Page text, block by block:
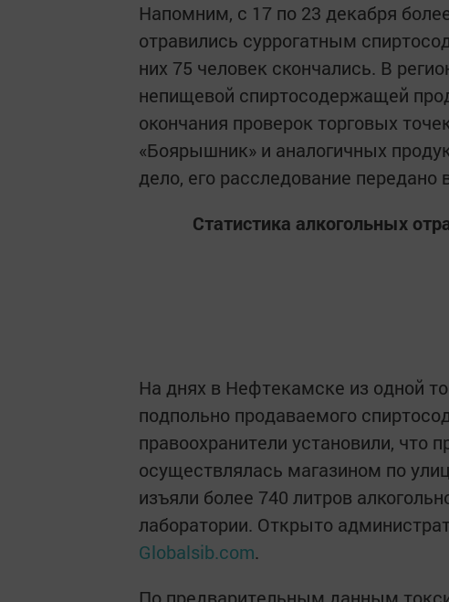
Напомним, с 17 по 23 декабря
отравились суррогатным
них 75 человек скончались. В
непищевой спиртосодержащей
окончания проверок торговых
«Боярышник» и аналогичных
дело, его расследование
Статистика алкогольных
На днях в Нефтекамске из одной
подпольно продаваемого
правоохранители установили, что
осуществлялась магазином по
изъяли более 740 литров
лаборатории. Открыто
Globalsib.com.